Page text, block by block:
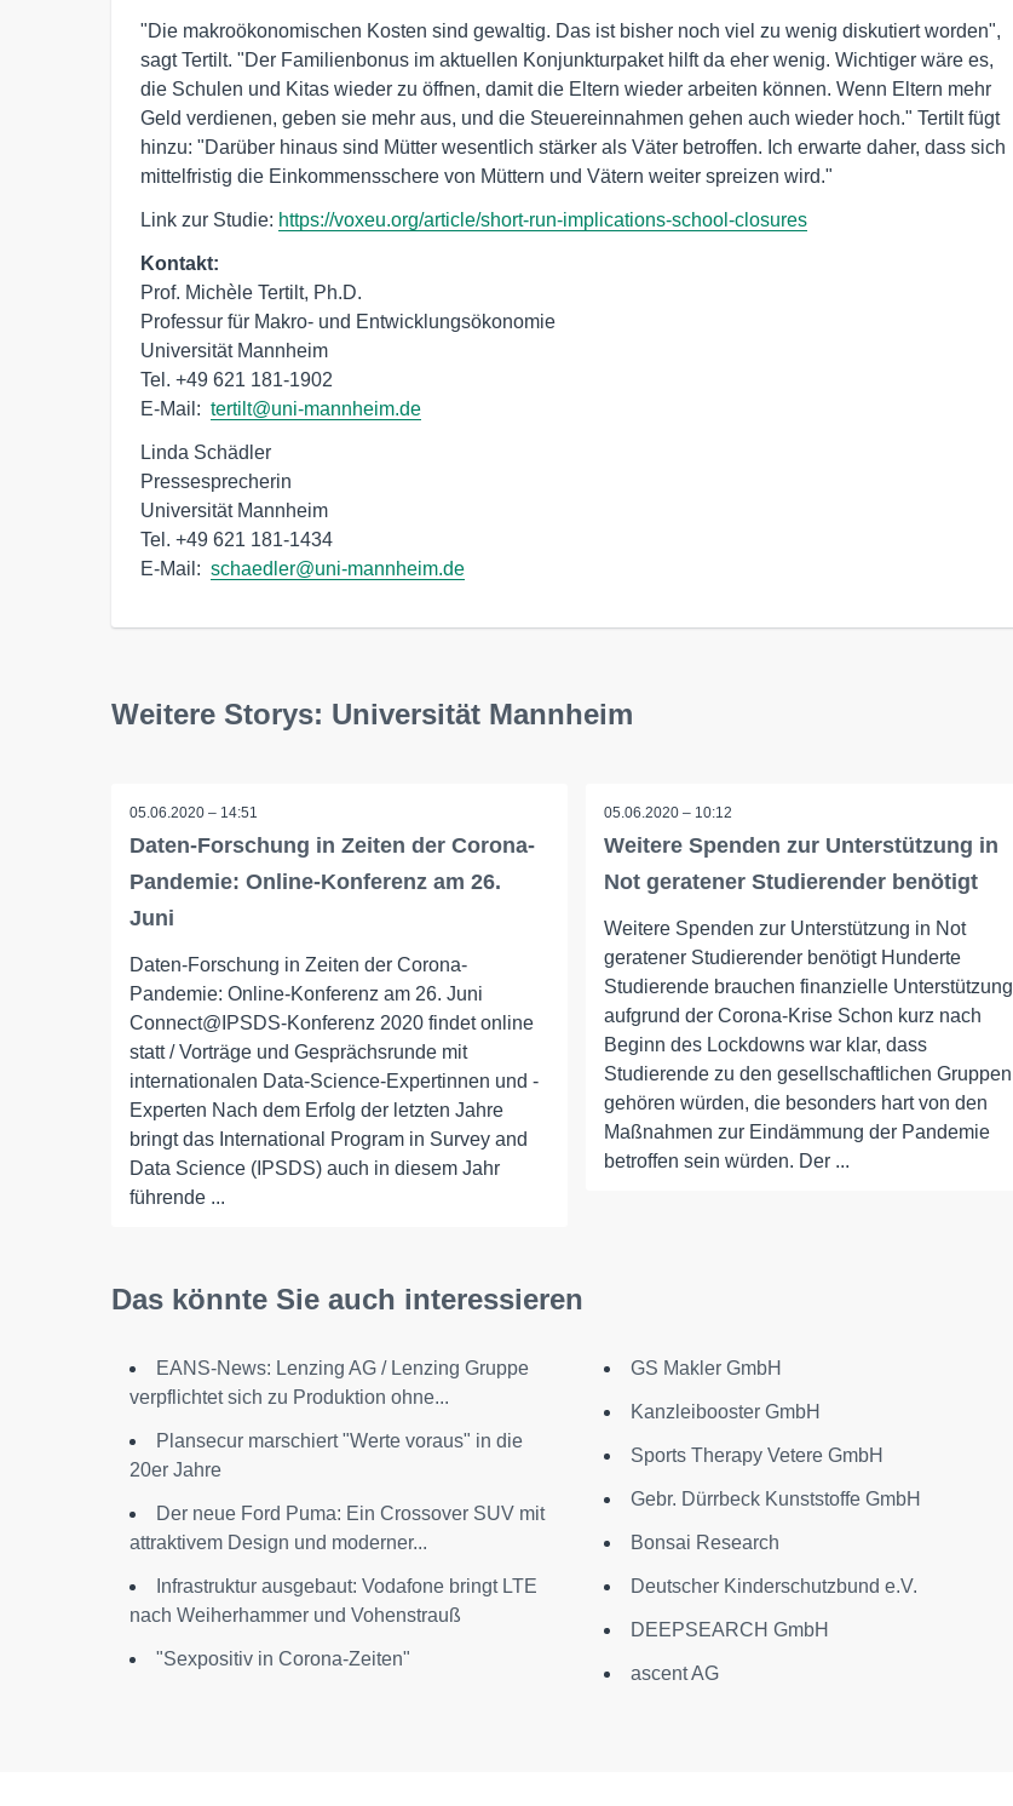
"Die makroökonomischen Kosten sind gewaltig. Das ist bisher noch viel zu wenig diskutiert worden",
sagt Tertilt. "Der Familienbonus im aktuellen Konjunkturpaket hilft da eher wenig. Wichtiger wäre es,
die Schulen und Kitas wieder zu öffnen, damit die Eltern wieder arbeiten können. Wenn Eltern mehr
Geld verdienen, geben sie mehr aus, und die Steuereinnahmen gehen auch wieder hoch." Tertilt fügt
hinzu: "Darüber hinaus sind Mütter wesentlich stärker als Väter betroffen. Ich erwarte daher, dass sich
mittelfristig die Einkommensschere von Müttern und Vätern weiter spreizen wird."
Link zur Studie: https://voxeu.org/article/short-run-implications-school-closures
Kontakt:
Prof. Michèle Tertilt, Ph.D.
Professur für Makro- und Entwicklungsökonomie
Universität Mannheim
Tel. +49 621 181-1902
E-Mail: tertilt@uni-mannheim.de
Linda Schädler
Pressesprecherin
Universität Mannheim
Tel. +49 621 181-1434
E-Mail: schaedler@uni-mannheim.de
Weitere Storys: Universität Mannheim
05.06.2020 – 14:51
Daten-Forschung in Zeiten der Corona-
Pandemie: Online-Konferenz am 26.
Juni
Daten-Forschung in Zeiten der Corona-
Pandemie: Online-Konferenz am 26. Juni
Connect@IPSDS-Konferenz 2020 findet online
statt / Vorträge und Gesprächsrunde mit
internationalen Data-Science-Expertinnen und -
Experten Nach dem Erfolg der letzten Jahre
bringt das International Program in Survey and
Data Science (IPSDS) auch in diesem Jahr
führende ...
05.06.2020 – 10:12
Weitere Spenden zur Unterstützung in
Not geratener Studierender benötigt
Weitere Spenden zur Unterstützung in Not
geratener Studierender benötigt Hunderte
Studierende brauchen finanzielle Unterstützung
aufgrund der Corona-Krise Schon kurz nach
Beginn des Lockdowns war klar, dass
Studierende zu den gesellschaftlichen Gruppen
gehören würden, die besonders hart von den
Maßnahmen zur Eindämmung der Pandemie
betroffen sein würden. Der ...
Das könnte Sie auch interessieren
EANS-News: Lenzing AG / Lenzing Gruppe
verpflichtet sich zu Produktion ohne...
Plansecur marschiert "Werte voraus" in die
20er Jahre
Der neue Ford Puma: Ein Crossover SUV mit
attraktivem Design und moderner...
Infrastruktur ausgebaut: Vodafone bringt LTE
nach Weiherhammer und Vohenstrauß
"Sexpositiv in Corona-Zeiten"
GS Makler GmbH
Kanzleibooster GmbH
Sports Therapy Vetere GmbH
Gebr. Dürrbeck Kunststoffe GmbH
Bonsai Research
Deutscher Kinderschutzbund e.V.
DEEPSEARCH GmbH
ascent AG